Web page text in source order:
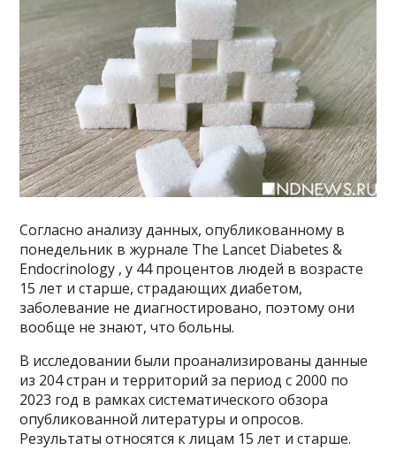
Согласно анализу данных, опубликованному в
понедельник в журнале The Lancet Diabetes &
Endocrinology , у 44 процентов людей в возрасте
15 лет и старше, страдающих диабетом,
заболевание не диагностировано, поэтому они
вообще не знают, что больны.
В исследовании были проанализированы данные
из 204 стран и территорий за период с 2000 по
2023 год в рамках систематического обзора
опубликованной литературы и опросов.
Результаты относятся к лицам 15 лет и старше.